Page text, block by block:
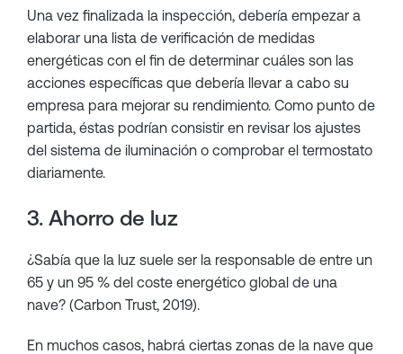
Una vez finalizada la inspección, debería empezar a
elaborar una lista de verificación de medidas
energéticas con el fin de determinar cuáles son las
acciones específicas que debería llevar a cabo su
empresa para mejorar su rendimiento. Como punto de
partida, éstas podrían consistir en revisar los ajustes
del sistema de iluminación o comprobar el termostato
diariamente.
3. Ahorro de luz
¿Sabía que la luz suele ser la responsable de entre un
65 y un 95 % del coste energético global de una
nave? (Carbon Trust, 2019).
En muchos casos, habrá ciertas zonas de la nave que